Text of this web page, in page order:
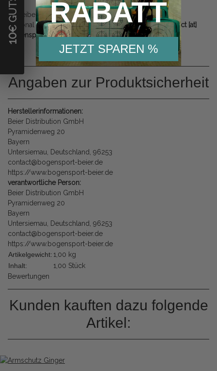
Schreibe uns einfach über unserKontaktformular
Optional kannst du uns auch eine Email schicken:contact [at]
bogensport-beier [dot] de
Angaben zur Produktsicherheit
Herstellerinformationen:
Beier Distribution GmbH
Pyramidenweg 20
Bayern
Untersiemau, Deutschland, 96253
contact@bogensport-beier.de
https://www.bogensport-beier.de
verantwortliche Person:
Beier Distribution GmbH
Pyramidenweg 20
Bayern
Untersiemau, Deutschland, 96253
contact@bogensport-beier.de
https://www.bogensport-beier.de
Artikelgewicht: 1,00 kg
Inhalt:
1,00 Stück
Bewertungen
Kunden kauften dazu folgende
Artikel:
10
RABATT
JETZT SPAREN %